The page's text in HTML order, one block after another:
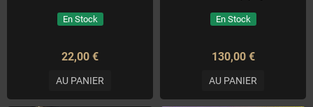
En Stock
22,00 €
AU PANIER
En Stock
130,00 €
AU PANIER